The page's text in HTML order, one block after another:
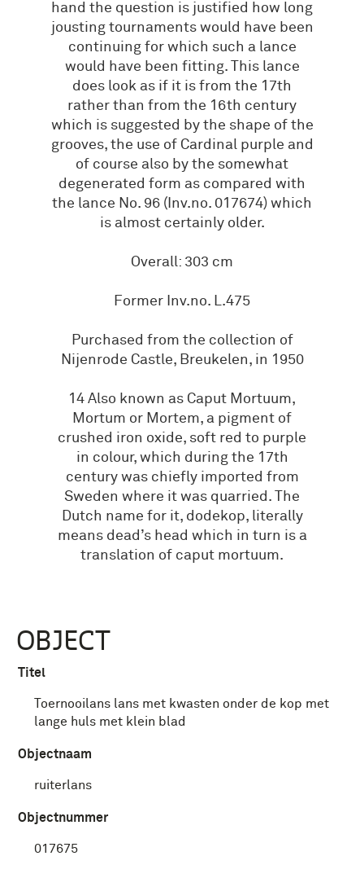
hand the question is justified how long
jousting tournaments would have been
continuing for which such a lance
would have been fitting. This lance
does look as if it is from the 17th
rather than from the 16th century
which is suggested by the shape of the
grooves, the use of Cardinal purple and
of course also by the somewhat
degenerated form as compared with
the lance No. 96 (Inv.no. 017674) which
is almost certainly older.
Overall: 303 cm
Former Inv.no. L.475
Purchased from the collection of
Nijenrode Castle, Breukelen, in 1950
14 Also known as Caput Mortuum,
Mortum or Mortem, a pigment of
crushed iron oxide, soft red to purple
in colour, which during the 17th
century was chiefly imported from
Sweden where it was quarried. The
Dutch name for it, dodekop, literally
means dead’s head which in turn is a
translation of caput mortuum.
OBJECT
Titel
Toernooilans lans met kwasten onder de kop met
lange huls met klein blad
Objectnaam
ruiterlans
Objectnummer
017675